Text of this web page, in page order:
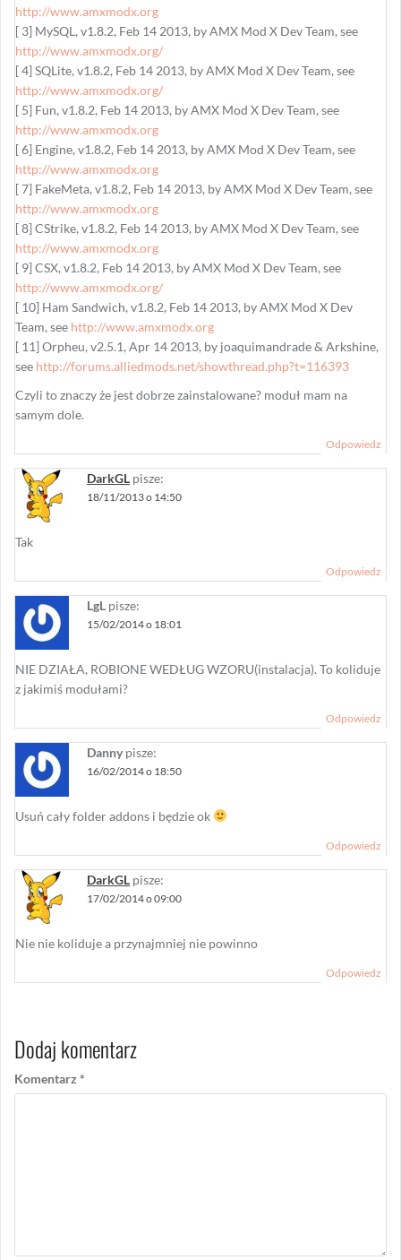
http://www.amxmodx.org
[ 3] MySQL, v1.8.2, Feb 14 2013, by AMX Mod X Dev Team, see
http://www.amxmodx.org/
[ 4] SQLite, v1.8.2, Feb 14 2013, by AMX Mod X Dev Team, see
http://www.amxmodx.org/
[ 5] Fun, v1.8.2, Feb 14 2013, by AMX Mod X Dev Team, see
http://www.amxmodx.org
[ 6] Engine, v1.8.2, Feb 14 2013, by AMX Mod X Dev Team, see
http://www.amxmodx.org
[ 7] FakeMeta, v1.8.2, Feb 14 2013, by AMX Mod X Dev Team, see
http://www.amxmodx.org
[ 8] CStrike, v1.8.2, Feb 14 2013, by AMX Mod X Dev Team, see
http://www.amxmodx.org
[ 9] CSX, v1.8.2, Feb 14 2013, by AMX Mod X Dev Team, see
http://www.amxmodx.org/
[ 10] Ham Sandwich, v1.8.2, Feb 14 2013, by AMX Mod X Dev
Team, see http://www.amxmodx.org
[ 11] Orpheu, v2.5.1, Apr 14 2013, by joaquimandrade & Arkshine,
see http://forums.alliedmods.net/showthread.php?t=116393
Czyli to znaczy że jest dobrze zainstalowane? moduł mam na
samym dole.
Odpowiedz
DarkGL pisze:
18/11/2013 o 14:50
Tak
Odpowiedz
LgL pisze:
15/02/2014 o 18:01
NIE DZIAŁA, ROBIONE WEDŁUG WZORU(instalacja). To koliduje
z jakimiś modułami?
Odpowiedz
Danny pisze:
16/02/2014 o 18:50
Usuń cały folder addons i będzie ok
Odpowiedz
DarkGL pisze:
17/02/2014 o 09:00
Nie nie koliduje a przynajmniej nie powinno
Odpowiedz
Dodaj komentarz
Komentarz *